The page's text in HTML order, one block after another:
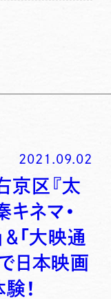
2021.09.02
京区『太
キネマ・
＆「大映通
日本映画
！